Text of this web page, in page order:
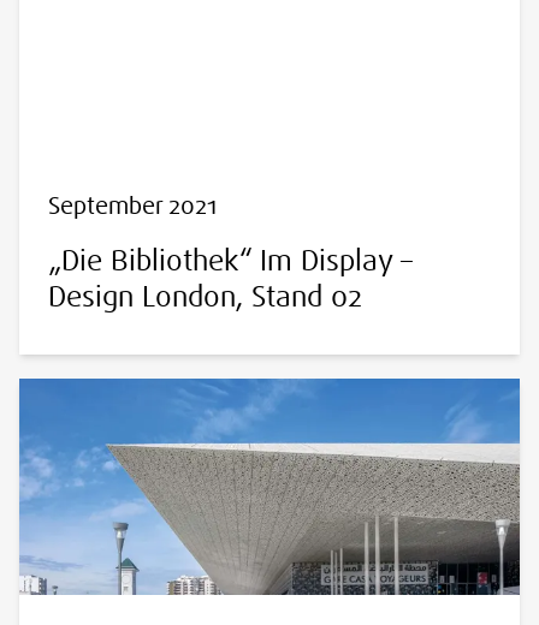
September 2021
„Die Bibliothek“ Im Display –
Design London, Stand 02